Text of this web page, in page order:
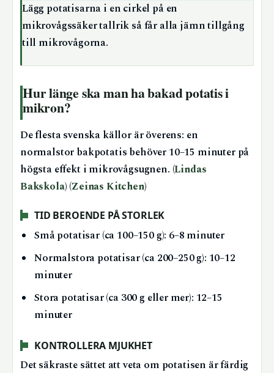
Lägg potatisarna i en cirkel på en
mikrovågssäker tallrik så får alla jämn tillgång
till mikrovågorna.
Hur länge ska man ha bakad potatis i
mikron?
De flesta svenska källor är överens: en
normalstor bakpotatis behöver 10–15 minuter på
högsta effekt i mikrovågsugnen. (Lindas
Bakskola) (Zeinas Kitchen)
TID BEROENDE PÅ STORLEK
Små potatisar (ca 100–150 g): 6–8 minuter
Normalstora potatisar (ca 200–250 g): 10–12
minuter
Stora potatisar (ca 300 g eller mer): 12–15
minuter
KONTROLLERA MJUKHET
Det säkraste sättet att veta om potatisen är färdig